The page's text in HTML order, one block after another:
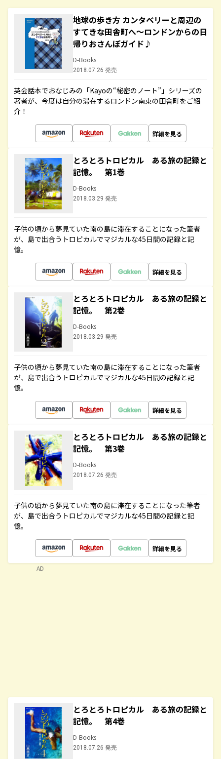
地球の歩き方 カンタベリーと周辺の
すてきな田舎町へ～ロンドンからの日
帰りおさんぽガイド♪
D-Books
2018.07.26 発売
英会話本でおなじみの「Kayoの“秘密のノート”」シリーズの
著者が、今度は自分の滞在するロンドン南東の田舎町をご紹
介！
詳細を見る
とろとろトロピカル ある旅の記録と
記憶。 第1巻
D-Books
2018.03.29 発売
子供の頃から夢見ていた南の島に滞在することになった筆者
が、島で出合うトロピカルでマジカルな45日間の記録と記
憶。
詳細を見る
とろとろトロピカル ある旅の記録と
記憶。 第2巻
D-Books
2018.03.29 発売
子供の頃から夢見ていた南の島に滞在することになった筆者
が、島で出合うトロピカルでマジカルな45日間の記録と記
憶。
詳細を見る
とろとろトロピカル ある旅の記録と
記憶。 第3巻
D-Books
2018.07.26 発売
子供の頃から夢見ていた南の島に滞在することになった筆者
が、島で出合うトロピカルでマジカルな45日間の記録と記
憶。
詳細を見る
とろとろトロピカル ある旅の記録と
記憶。 第4巻
D-Books
2018.07.26 発売
AD